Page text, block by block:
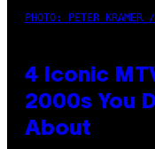
PHOTO: PETER KRAMER
4 Iconic
2000s You
About